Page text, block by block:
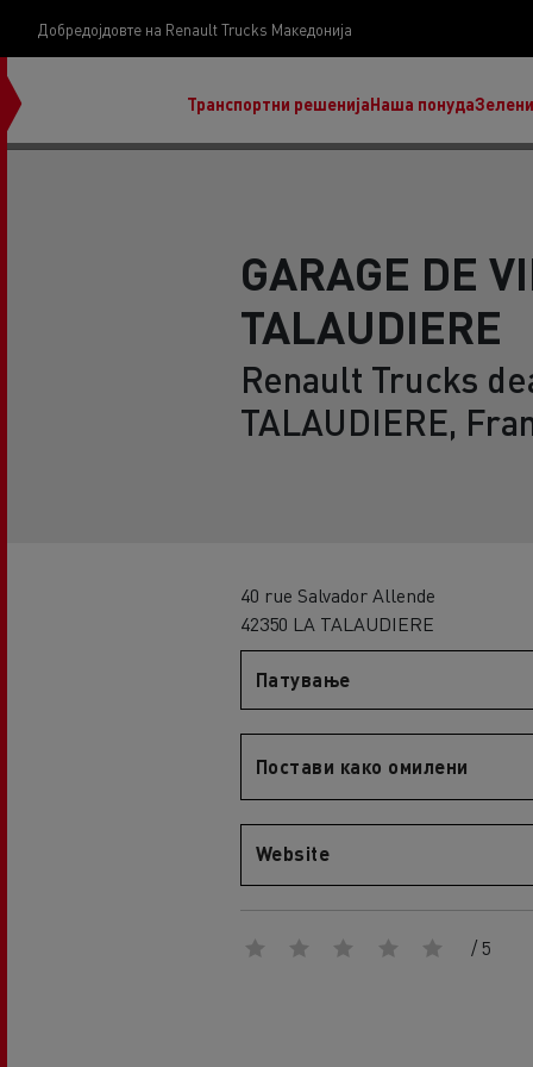
Добредојдовте на Renault Trucks Македонија
Транспортни решенијаНаша понуда
GARAGE DE
TALAUDIERE
Renault Trucks
TALAUDIERE,
40 rue Salvador Allende
42350 LA TALAUDIERE
Патување
Постави како омилени
Website
/ 5